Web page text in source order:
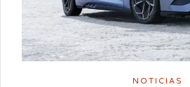
NOTICIAS